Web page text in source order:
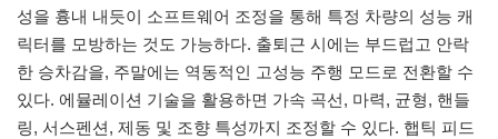
성을 흉내 내듯이 소프트웨어 조정을 통해 특정 차량의 성능 캐
릭터를 모방하는 것도 가능하다. 출퇴근 시에는 부드럽고 안락
한 승차감을, 주말에는 역동적인 고성능 주행 모드로 전환할 수
있다. 에뮬레이션 기술을 활용하면 가속 곡선, 마력, 균형, 핸들
링, 서스펜션, 제동 및 조향 특성까지 조정할 수 있다. 햅틱 피드